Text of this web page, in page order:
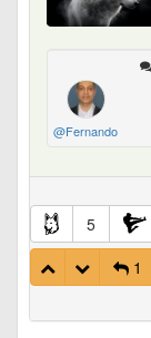
@Fernando
5
1